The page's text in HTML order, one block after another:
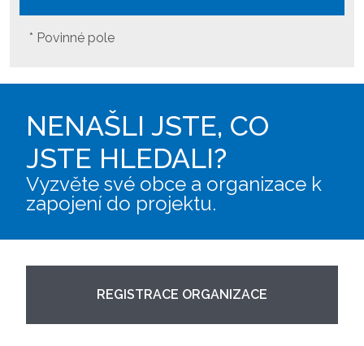
* Povinné pole
NENAŠLI JSTE, CO
JSTE HLEDALI?
Vyzvěte své obce a organizace k
zapojení do projektu.
REGISTRACE ORGANIZACE